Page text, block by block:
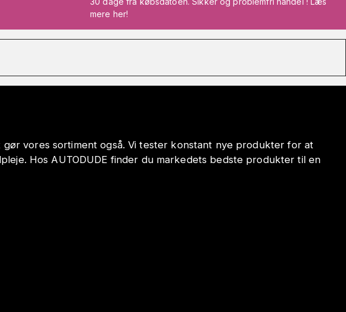
mere her!
vores sortiment også. Vi tester konstant nye produkter for at
Hos AUTODUDE finder du markedets bedste produkter til en